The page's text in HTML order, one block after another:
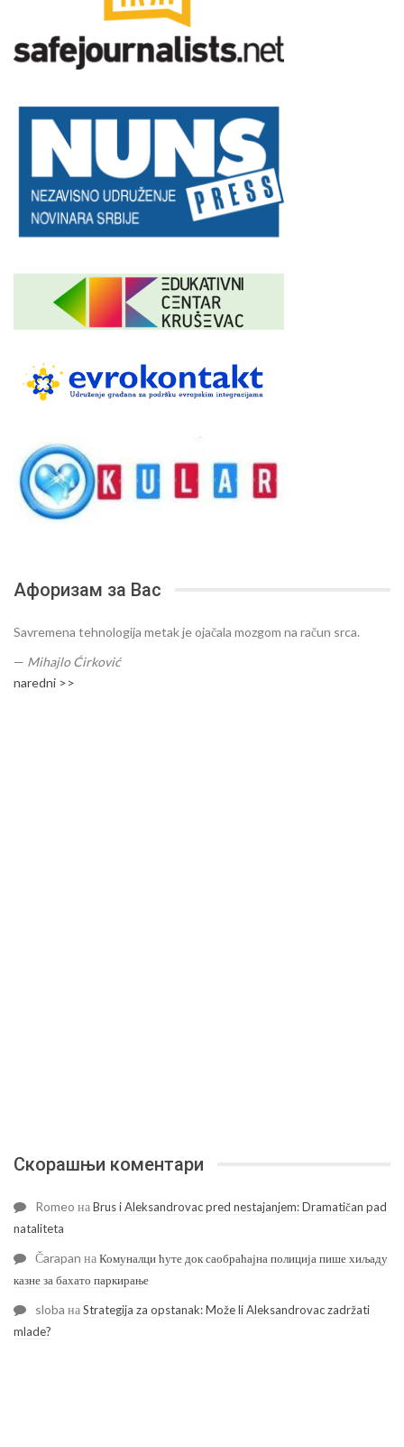
Афоризам за Вас
Savremena tehnologija metak je ojačala mozgom na račun srca.
— Mihajlo Ćirković
naredni >>
Скорашњи коментари
Romeo наBrus i Aleksandrovac pred nestajanjem: Dramatičan pad
nataliteta
Čarapan наКомуналци ћуте док саобраћајна полиција пише хиљаду
казне за бахато паркирање
sloba наStrategija za opstanak: Može li Aleksandrovac zadržati
mlade?